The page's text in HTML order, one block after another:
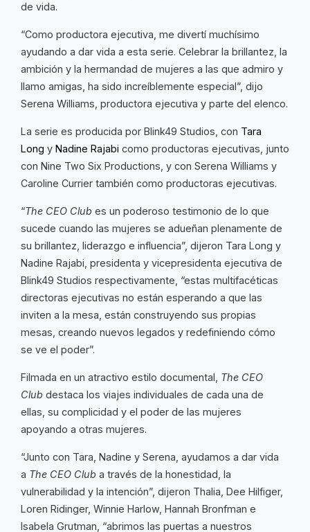
de vida.
“Como productora ejecutiva, me divertí muchísimo
ayudando a dar vida a esta serie. Celebrar la brillantez, la
ambición y la hermandad de mujeres a las que admiro y
llamo amigas, ha sido increíblemente especial”, dijo
Serena Williams, productora ejecutiva y parte del elenco.
La serie es producida por Blink49 Studios, con Tara
Long y Nadine Rajabi como productoras ejecutivas, junto
con Nine Two Six Productions, y con Serena Williams y
Caroline Currier también como productoras ejecutivas.
“The CEO Club es un poderoso testimonio de lo que
sucede cuando las mujeres se adueñan plenamente de
su brillantez, liderazgo e influencia”, dijeron Tara Long y
Nadine Rajabi, presidenta y vicepresidenta ejecutiva de
Blink49 Studios respectivamente, “estas multifacéticas
directoras ejecutivas no están esperando a que las
inviten a la mesa, están construyendo sus propias
mesas, creando nuevos legados y redefiniendo cómo
se ve el poder”.
Filmada en un atractivo estilo documental, The CEO
Club destaca los viajes individuales de cada una de
ellas, su complicidad y el poder de las mujeres
apoyando a otras mujeres.
“Junto con Tara, Nadine y Serena, ayudamos a dar vida
a The CEO Club a través de la honestidad, la
vulnerabilidad y la intención”, dijeron Thalia, Dee Hilfiger,
Loren Ridinger, Winnie Harlow, Hannah Bronfman e
Isabela Grutman, “abrimos las puertas a nuestros